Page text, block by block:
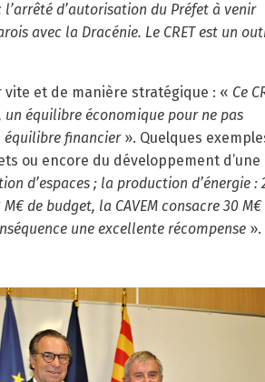
d’autorisation du Préfet à venir
avec la Dracénie. Le CRET est un
vite et de manière stratégique : « Ce
un équilibre économique pour ne pas
équilibre financier». Quelques
ou encore du développement d’une
d’espaces ; la production d’énergie :
de budget, la CAVEM consacre 30
une excellente récompense».